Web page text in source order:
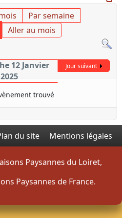
Par semaine
Aller au mois
12 Janvier
2025
Jour suivant
trouvé
du site Mentions légales
Paysannes du Loiret,
Paysannes de France.